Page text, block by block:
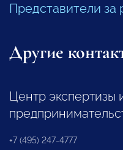
Представители
Другие
Центр экспертизы
+7 (495) 247-4777